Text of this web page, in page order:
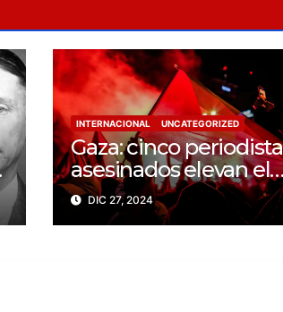
INTERNACIONAL UNCATEGORIZED
Gaza: cinco
asesinados elevan el
balance a 200
de la prensa muertos
DIC 27, 2024